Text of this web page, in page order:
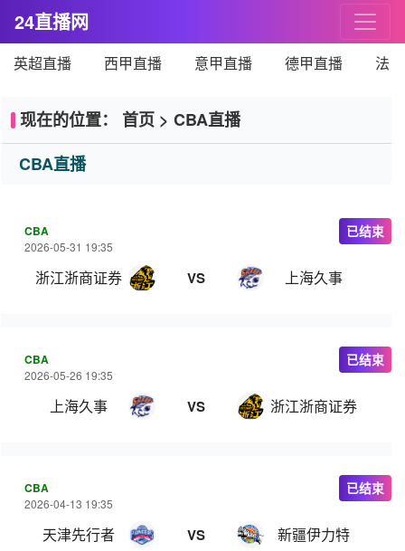
24直播网
英超直播 西甲直播 意甲直播 德甲直播 法
现在的位置： 首页 > CBA直播
CBA直播
CBA
2026-05-31 19:35
浙江浙商证券 VS 上海久事
已结束
CBA
2026-05-26 19:35
上海久事 VS 浙江浙商证券
已结束
CBA
2026-04-13 19:35
天津先行者 VS 新疆伊力特
已结束